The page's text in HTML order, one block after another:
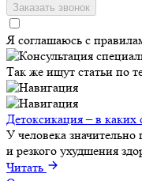
Я соглашаюсь с
Так же ищут статьи по
Детоксикация – в
У человека
и резкого ухудшения
Читать